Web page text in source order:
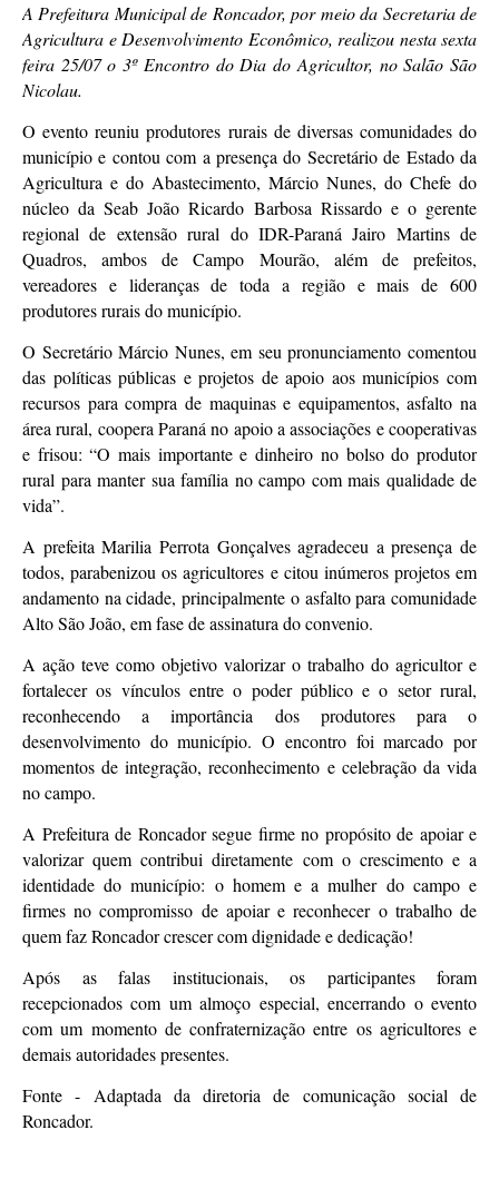
A Prefeitura Municipal de Roncador, por meio da Secretaria de
Agricultura e Desenvolvimento Econômico, realizou nesta sexta
feira 25/07 o 3º Encontro do Dia do Agricultor, no Salão São
Nicolau.
O evento reuniu produtores rurais de diversas comunidades do
município e contou com a presença do Secretário de Estado da
Agricultura e do Abastecimento, Márcio Nunes, do Chefe do
núcleo da Seab João Ricardo Barbosa Rissardo e o gerente
regional de extensão rural do IDR-Paraná Jairo Martins de
Quadros, ambos de Campo Mourão, além de prefeitos,
vereadores e lideranças de toda a região e mais de 600
produtores rurais do município.
O Secretário Márcio Nunes, em seu pronunciamento comentou
das políticas públicas e projetos de apoio aos municípios com
recursos para compra de maquinas e equipamentos, asfalto na
área rural, coopera Paraná no apoio a associações e cooperativas
e frisou: “O mais importante e dinheiro no bolso do produtor
rural para manter sua família no campo com mais qualidade de
vida”.
A prefeita Marilia Perrota Gonçalves agradeceu a presença de
todos, parabenizou os agricultores e citou inúmeros projetos em
andamento na cidade, principalmente o asfalto para comunidade
Alto São João, em fase de assinatura do convenio.
A ação teve como objetivo valorizar o trabalho do agricultor e
fortalecer os vínculos entre o poder público e o setor rural,
reconhecendo a importância dos produtores para o
desenvolvimento do município. O encontro foi marcado por
momentos de integração, reconhecimento e celebração da vida
no campo.
A Prefeitura de Roncador segue firme no propósito de apoiar e
valorizar quem contribui diretamente com o crescimento e a
identidade do município: o homem e a mulher do campo e
firmes no compromisso de apoiar e reconhecer o trabalho de
quem faz Roncador crescer com dignidade e dedicação!
Após as falas institucionais, os participantes foram
recepcionados com um almoço especial, encerrando o evento
com um momento de confraternização entre os agricultores e
demais autoridades presentes.
Fonte - Adaptada da diretoria de comunicação social de
Roncador.